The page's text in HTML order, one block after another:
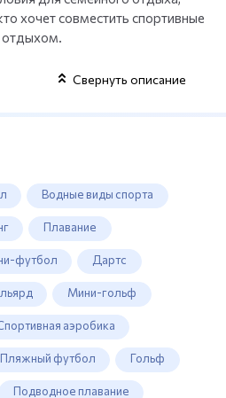
хочет совместить спортивные
отдыхом.
Свернуть описание
Водные виды спорта
Плавание
футбол Дартс
Мини-гольф
аэробика
Пляжный футбол Гольф
Подводное плавание